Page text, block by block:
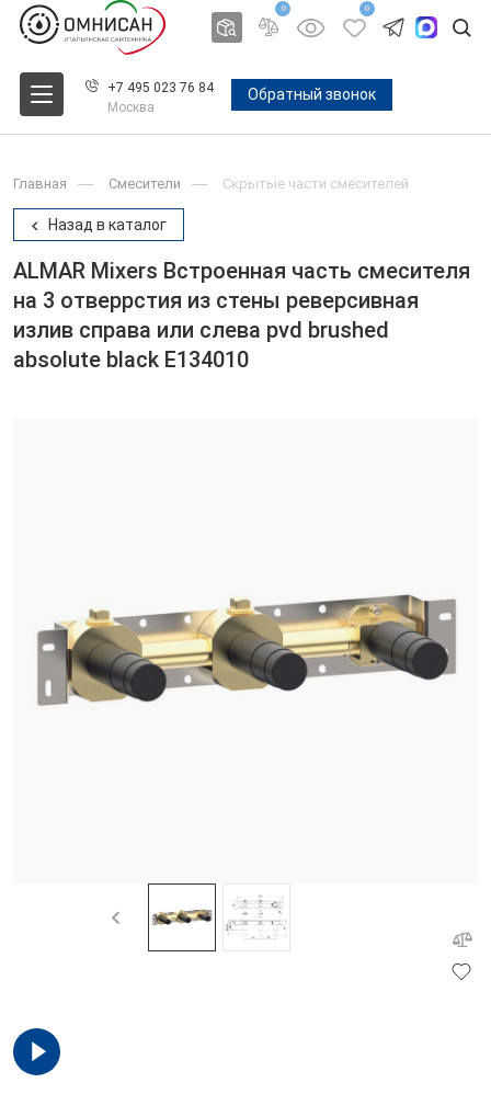
0 0
+7 495 023 76 84
Москва
Обратный звонок
Главная Смесители Скрытые части смесителей
Назад в каталог
ALMAR Mixers Встроенная часть смесителя
на 3 отверрстия из стены реверсивная
излив справа или слева pvd brushed
absolute black E134010